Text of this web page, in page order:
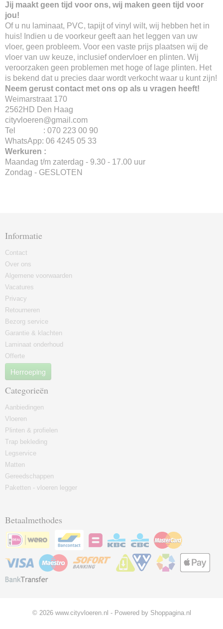
Jij maakt geen tijd voor ons, wij maken geen tijd voor
jou!
Of u nu laminaat, PVC, tapijt of vinyl wilt, wij hebben het in
huis! Indien u de voorkeur geeft aan het leggen van uw
vloer, geen probleem. Voor een vaste prijs plaatsen wij de
vloer van uw keuze, inclusief ondervloer en plinten. Wij
veroorzaken geen problemen met hoge of lage plinten. Het
is bekend dat u precies daar wordt verkocht waar u kunt zijn!
Neem gerust contact met ons op als u vragen heeft!
Weimarstraat 170
2562HD Den Haag
cityvloeren@gmail.com
Tel : 070 223 00 90
WhatsApp: 06 4245 05 33
Werkuren :
Maandag t/m zaterdag - 9.30 - 17.00 uur
Zondag - GESLOTEN
Informatie
Contact
Over ons
Algemene voorwaarden
Vacatures
Privacy
Retourneren
Bezorg service
Garantie & klachten
Laminaat onderhoud
Offerte
Herroeping
Categorieën
Aanbiedingen
Vloeren
Plinten & profielen
Trap bekleding
Legservice
Matten
Gereedschappen
Paketten - vloeren legger
Betaalmethodes
© 2026 www.cityvloeren.nl - Powered by Shoppagina.nl